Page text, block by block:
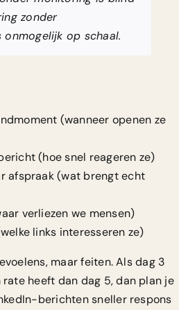
zonder
op schaal.
(wanneer openen ze
(hoe snel reageren ze)
afspraak (wat brengt echt
verliezen we mensen)
links interesseren ze)
maar feiten. Als dag 3
heeft dan dag 5, dan plan je
berichten sneller respons